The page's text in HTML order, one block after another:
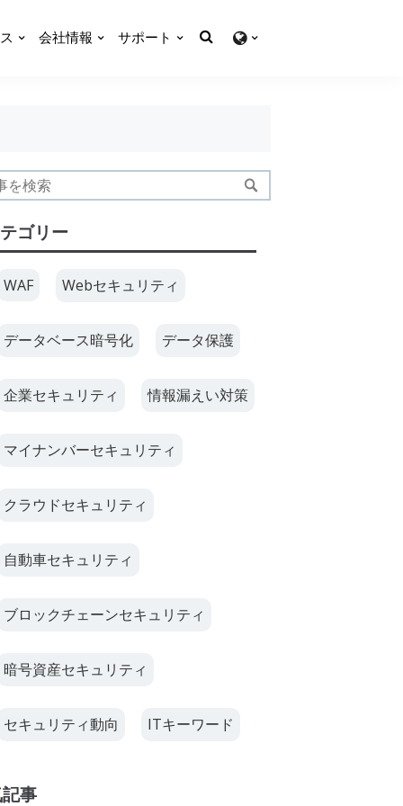
会社情報 サポート
ゴリー
WAF Webセキュリティ
データベース暗号化 データ保護
企業セキュリティ 情報漏えい対策
マイナンバーセキュリティ
クラウドセキュリティ
自動車セキュリティ
ブロックチェーンセキュリティ
暗号資産セキュリティ
セキュリティ動向 ITキーワード
事